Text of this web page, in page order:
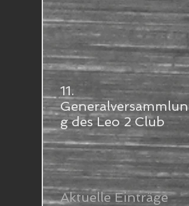
11.
Generalversammlun
g des Leo 2 Club
Aktuelle Einträge